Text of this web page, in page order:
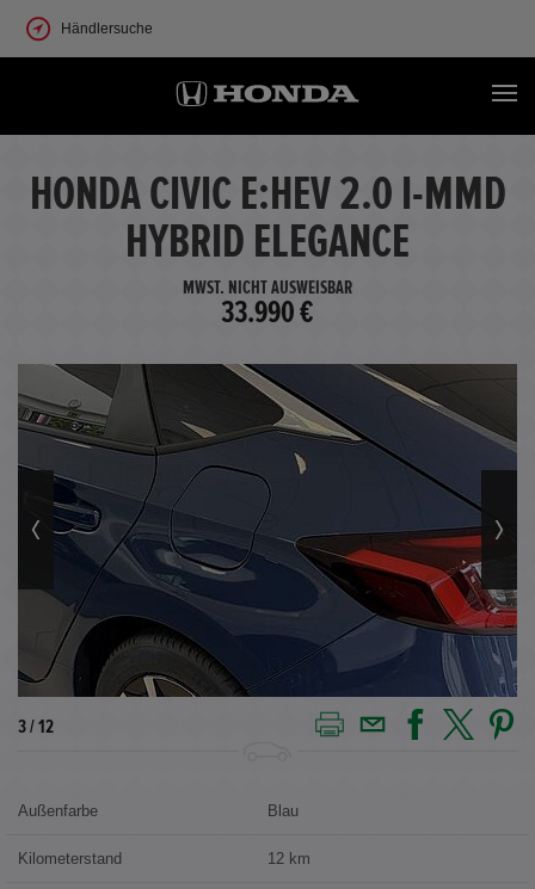
Händlersuche
HONDA CIVIC E:HEV 2.0 I-MMD
HYBRID ELEGANCE
MWST. NICHT AUSWEISBAR
33.990 €
4 / 12
Außenfarbe Blau
Kilometerstand 12 km